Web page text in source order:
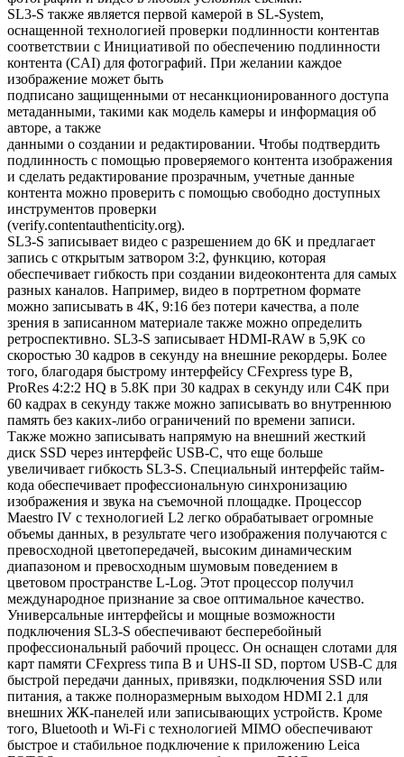
SL3-S также является первой камерой в SL-System,
оснащенной технологией проверки подлинности контентав
соответствии с Инициативой по обеспечению подлинности
контента (CAI) для фотографий. При желании каждое
изображение может быть
подписано защищенными от несанкционированного доступа
метаданными, такими как модель камеры и информация об
авторе, а также
данными о создании и редактировании. Чтобы подтвердить
подлинность с помощью проверяемого контента изображения
и сделать редактирование прозрачным, учетные данные
контента можно проверить с помощью свободно доступных
инструментов проверки
(verify.contentauthenticity.org).
SL3-S записывает видео с разрешением до 6K и предлагает
запись с открытым затвором 3:2, функцию, которая
обеспечивает гибкость при создании видеоконтента для самых
разных каналов. Например, видео в портретном формате
можно записывать в 4K, 9:16 без потери качества, а поле
зрения в записанном материале также можно определить
ретроспективно. SL3-S записывает HDMI-RAW в 5,9K со
скоростью 30 кадров в секунду на внешние рекордеры. Более
того, благодаря быстрому интерфейсу CFexpress type B,
ProRes 4:2:2 HQ в 5.8K при 30 кадрах в секунду или C4K при
60 кадрах в секунду также можно записывать во внутреннюю
память без каких-либо ограничений по времени записи.
Также можно записывать напрямую на внешний жесткий
диск SSD через интерфейс USB-C, что еще больше
увеличивает гибкость SL3-S. Специальный интерфейс тайм-
кода обеспечивает профессиональную синхронизацию
изображения и звука на съемочной площадке. Процессор
Maestro IV с технологией L2 легко обрабатывает огромные
объемы данных, в результате чего изображения получаются с
превосходной цветопередачей, высоким динамическим
диапазоном и превосходным шумовым поведением в
цветовом пространстве L-Log. Этот процессор получил
международное признание за свое оптимальное качество.
Универсальные интерфейсы и мощные возможности
подключения SL3-S обеспечивают бесперебойный
профессиональный рабочий процесс. Он оснащен слотами для
карт памяти CFexpress типа B и UHS-II SD, портом USB-C для
быстрой передачи данных, привязки, подключения SSD или
питания, а также полноразмерным выходом HDMI 2.1 для
внешних ЖК-панелей или записывающих устройств. Кроме
того, Bluetooth и Wi-Fi с технологией MIMO обеспечивают
быстрое и стабильное подключение к приложению Leica